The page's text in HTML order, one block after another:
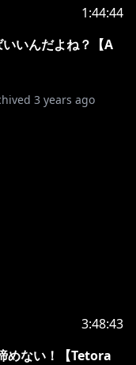
1:44:44
いんだよね？【A
3 years ago
3:48:43
めない！【Tetora